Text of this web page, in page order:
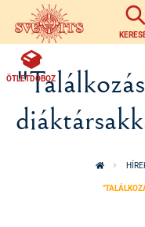
Ugrás a tartalomra
ÖTLETDOBOZ